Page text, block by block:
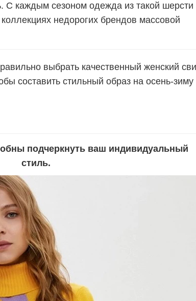
С каждым сезоном одежда из такой шерсти
недорогих брендов массовой
выбрать качественный женский
составить стильный образ на осень-
подчеркнуть ваш индивидуальный
стиль.